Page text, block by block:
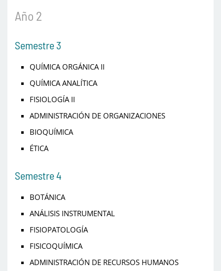
Año 2
Semestre 3
QUÍMICA ORGÁNICA II
QUÍMICA ANALÍTICA
FISIOLOGÍA II
ADMINISTRACIÓN DE ORGANIZACIONES
BIOQUÍMICA
ÉTICA
Semestre 4
BOTÁNICA
ANÁLISIS INSTRUMENTAL
FISIOPATOLOGÍA
FISICOQUÍMICA
ADMINISTRACIÓN DE RECURSOS HUMANOS